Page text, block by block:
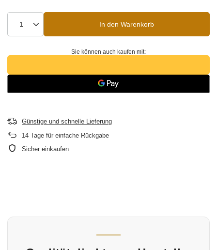
In den Warenkorb
Sie können auch kaufen mit:
Günstige und schnelle Lieferung
14 Tage für einfache Rückgabe
Sicher einkaufen